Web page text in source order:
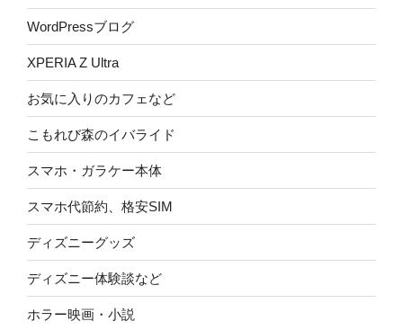
WordPressブログ
XPERIA Z Ultra
お気に入りのカフェなど
こもれび森のイバライド
スマホ・ガラケー本体
スマホ代節約、格安SIM
ディズニーグッズ
ディズニー体験談など
ホラー映画・小説